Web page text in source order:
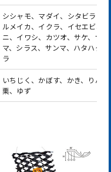
シシャモ、マダイ、シタビラメ
ルメイカ、イクラ、イセエビ、
ニ、イワシ、カツオ、サケ、サン
マ、シラス、サンマ、ハタハタ
ラ
いちじく、かぼす、かき、りん
栗、ゆず